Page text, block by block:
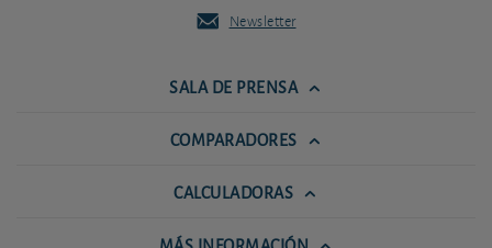
Newsletter
SALA DE PRENSA
COMPARADORES
CALCULADORAS